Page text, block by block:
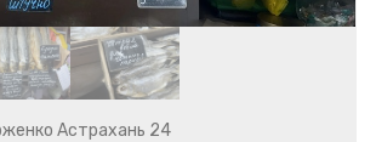
Астрахань 24